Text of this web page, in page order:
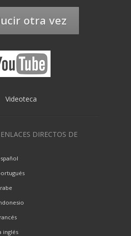
otra vez
Videoteca
DIRECTOS DE
inglés